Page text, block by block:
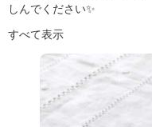
しんでください✨
すべて表示